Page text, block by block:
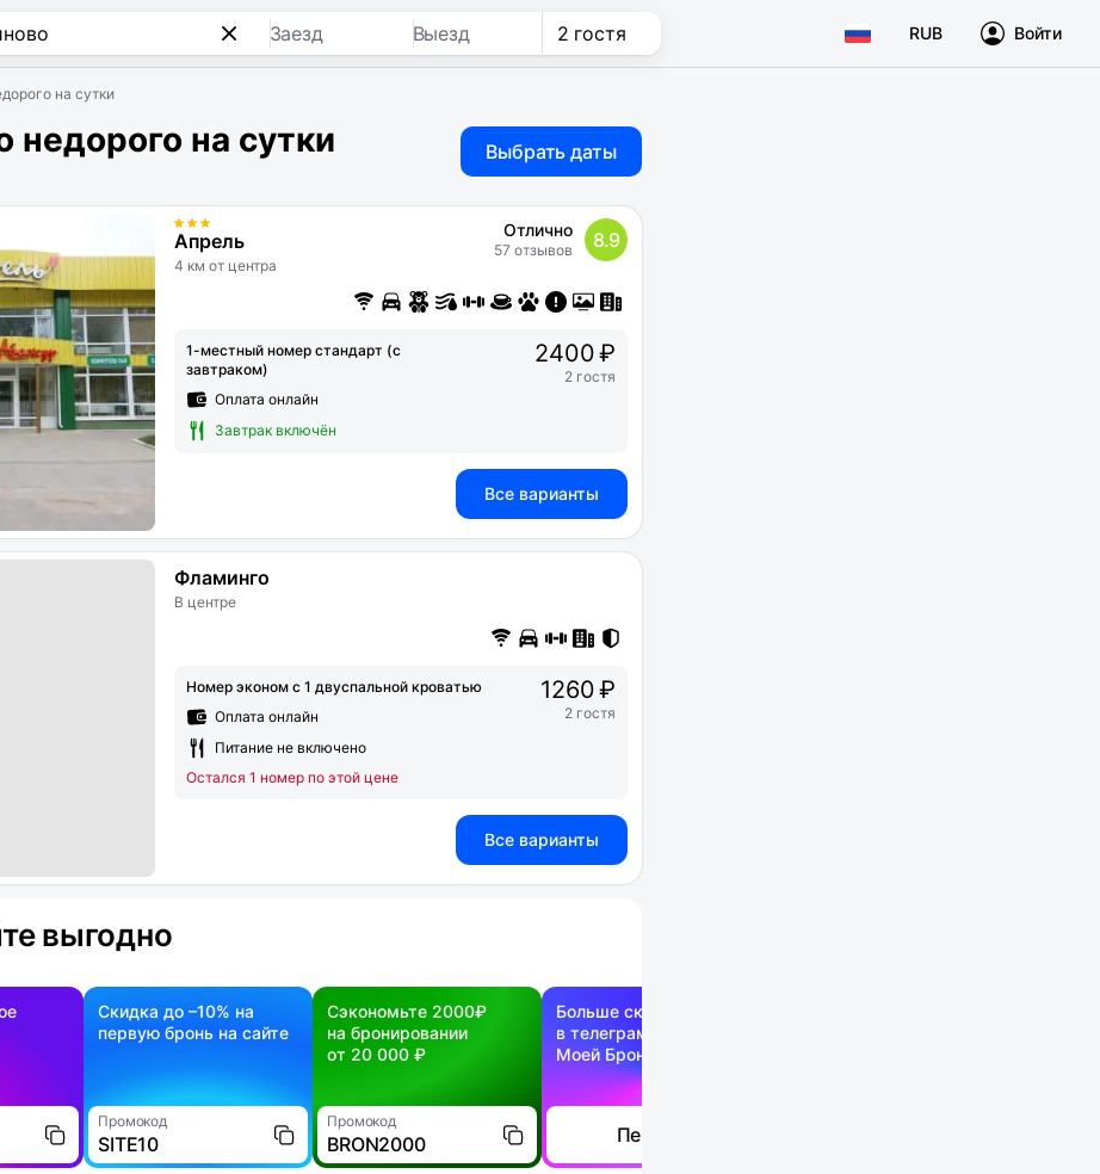
Заезд Выезд 2 гостя RUB Войти
на сутки
недорого на сутки Выбрать даты
Апрель
4 км от центра
Отлично
57 отзывов 8.9
1-местный номер стандарт (с
завтраком)
Оплата онлайн
Завтрак включён
2400 ₽
2 гостя
Все варианты
Фламинго
В центре
Номер эконом с 1 двуспальной кроватью
Оплата онлайн
Питание не включено
Остался 1 номер по этой цене
1260 ₽
2 гостя
Все варианты
выгодно
Скидка до –10% на
первую бронь на сайте
Промокод
SITE10
Сэкономьте 2000₽
на бронировании
от 20 000 ₽
Промокод
BRON2000
Больше скидок —
в телеграм-канале
Моей Брони
Перейти